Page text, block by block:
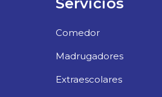
Comedor
Madrugadores
Extraescolares